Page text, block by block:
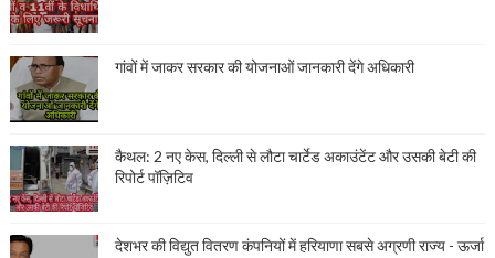
गांवों में जाकर सरकार की योजनाओं जानकारी देंगे अधिकारी
कैथल: 2 नए केस, दिल्ली से लौटा चार्टेड अकाउंटेंट और उसकी बेटी की
रिपोर्ट पॉज़िटिव
देशभर की विद्युत वितरण कंपनियों में हरियाणा सबसे अग्रणी राज्य - ऊर्जा